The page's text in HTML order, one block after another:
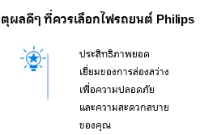
ตุผลดีๆ ที่ควรเลือกไฟรถยนต์ Philips
ประสิทธิภาพยอด
เยี่ยมของการส่องสว่าง
เพื่อความปลอดภัย
และความสะดวกสบาย
ของคุณ